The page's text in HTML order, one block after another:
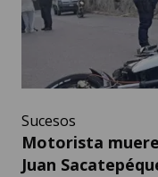
Sucesos
Motorista
Juan